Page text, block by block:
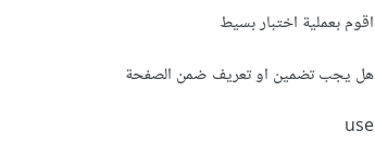
اقوم بعملية اختبار بسيط
هل يجب تضمين او تعريف ضمن الصفحة
use